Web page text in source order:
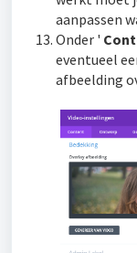
aanpassen
Onder '
eventueel
afbeelding